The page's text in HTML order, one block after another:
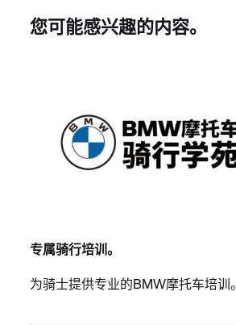
您可能感兴趣的内容。
专属骑行培训。
为骑士提供专业的BMW摩托车培训。